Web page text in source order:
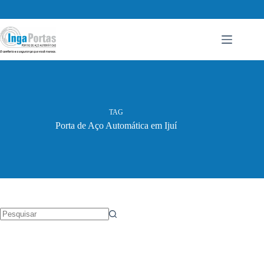
conteúdo
TAG
Porta de Aço Automática em Ijuí